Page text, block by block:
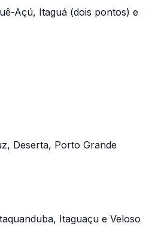
Açú, Itaguá (dois pontos) e
Deserta, Porto Grande
Itaguaçu e Veloso